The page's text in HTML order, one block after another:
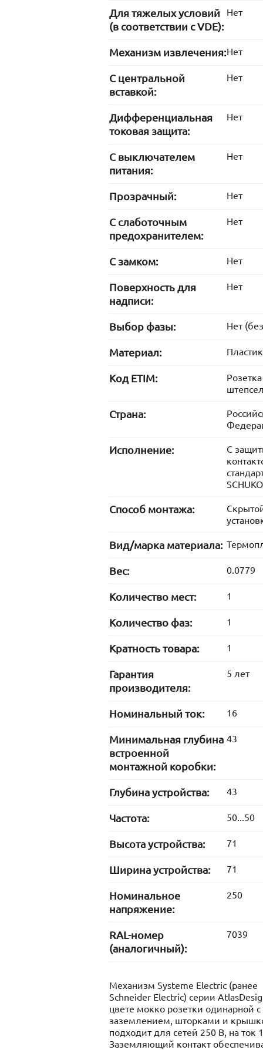
Для тяжелых условий
(в соответствии с VDE):
Нет
Механизм извлечения:Нет
С центральной
вставкой:
Нет
Дифференциальная
токовая защита:
Нет
С выключателем
питания:
Нет
Прозрачный: Нет
С слаботочным
предохранителем:
Нет
С замком: Нет
Поверхность для
надписи:
Нет
Выбор фазы: Нет
Материал: Пластик
Код ETIM:
Розетка
Страна:
Исполнение:
С
SCHUKO
Способ монтажа:
Вид/марка материала:
Вес: 0.0779
Количество мест: 1
Количество фаз: 1
Кратность товара: 1
Гарантия
производителя:
5 лет
Номинальный ток: 16
Минимальная глубина
встроенной
монтажной коробки:
43
Глубина устройства: 43
Частота: 50...50
Высота устройства: 71
Ширина устройства: 71
Номинальное
напряжение:
250
RAL-номер
(аналогичный):
7039
Механизм Systeme Electric (ранее
Schneider Electric) серии
цвете мокко розетки одинарной с
заземлением, шторками и
подходит для сетей 250 В, на ток
Заземляющий контакт